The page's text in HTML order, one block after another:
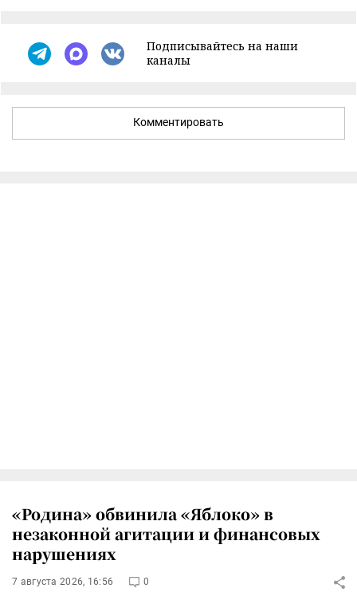
Подписывайтесь на наши
каналы
Комментировать
«Родина» обвинила «Яблоко» в
незаконной агитации и финансовых
нарушениях
7 августа 2026, 16:56 0